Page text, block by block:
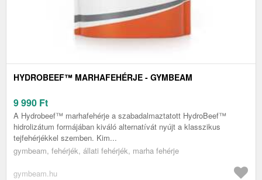
HYDROBEEF™ MARHAFEHÉRJE - GYMBEAM
9 990 Ft
A Hydrobeef™ marhafehérje a szabadalmaztatott HydroBeef™
hidrolizátum formájában kiváló alternatívát nyújt a klasszikus
tejfehérjékkel szemben. Kim...
gymbeam, fehérjék, állati fehérjék, marha fehérje
gymbeam.hu